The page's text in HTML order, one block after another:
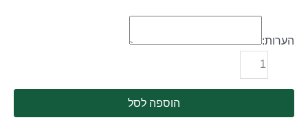
הערות:
הוספה לסל